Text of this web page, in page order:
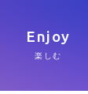
Enjoy
楽しむ